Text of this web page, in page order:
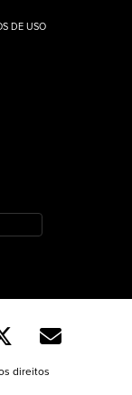
DE USO
direitos